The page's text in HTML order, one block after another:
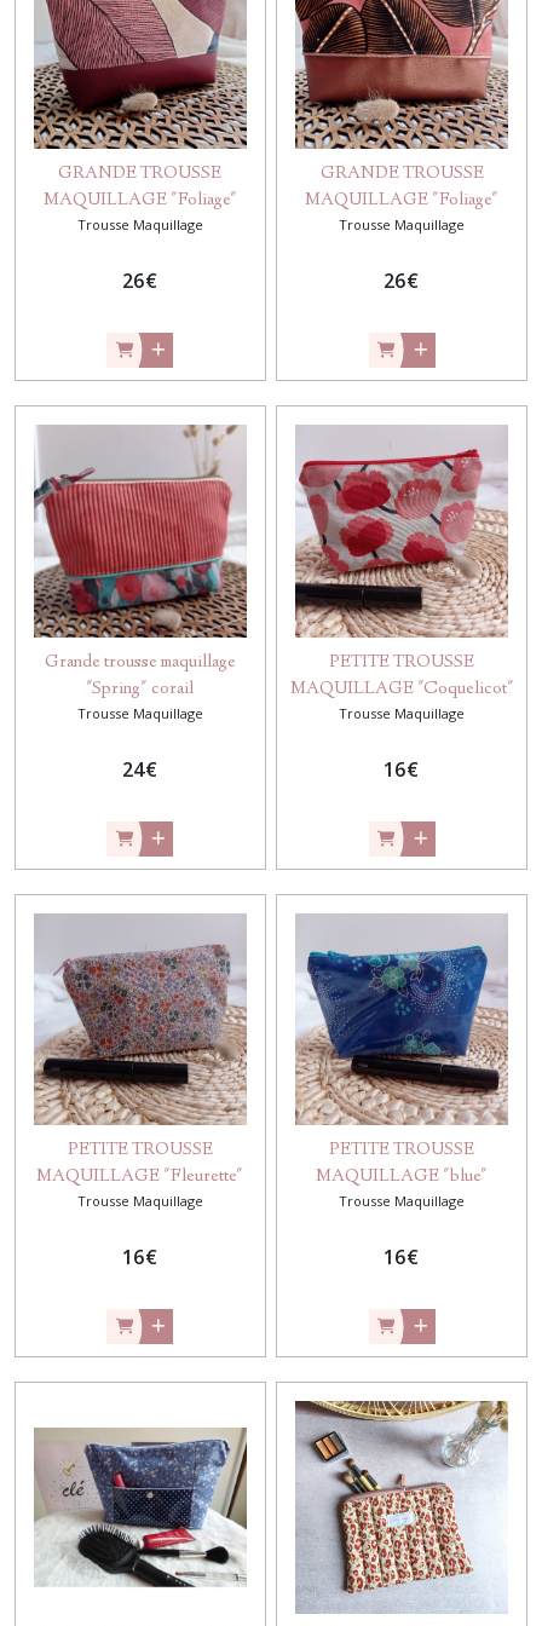
GRANDE TROUSSE
MAQUILLAGE "Foliage"
Bordeaux
Trousse Maquillage
26€
GRANDE TROUSSE
MAQUILLAGE "Foliage"
corail
Trousse Maquillage
26€
Grande trousse maquillage
"Spring" corail
Trousse Maquillage
24€
PETITE TROUSSE
MAQUILLAGE "Coquelicot"
Trousse Maquillage
16€
PETITE TROUSSE
MAQUILLAGE "Fleurette"
Trousse Maquillage
16€
PETITE TROUSSE
MAQUILLAGE "blue"
Trousse Maquillage
16€
Trousse
plate
matelassée
(12)
Afficher